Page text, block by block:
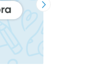
Próxima Imagem